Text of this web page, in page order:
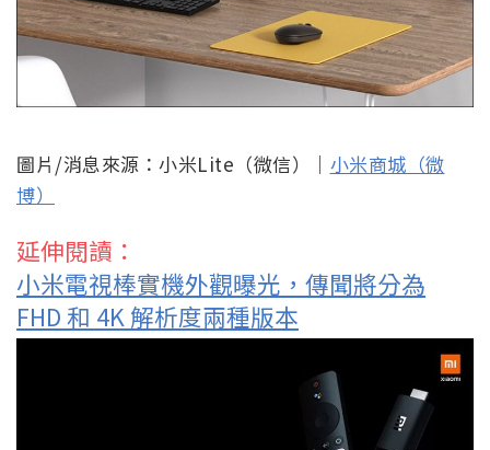
圖片/消息來源：小米Lite（微信）｜ 小米商城（微
博）
延伸閱讀：
小米電視棒實機外觀曝光，傳聞將分為
FHD 和 4K 解析度兩種版本